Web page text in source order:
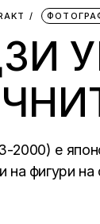
2000) е
на фигури